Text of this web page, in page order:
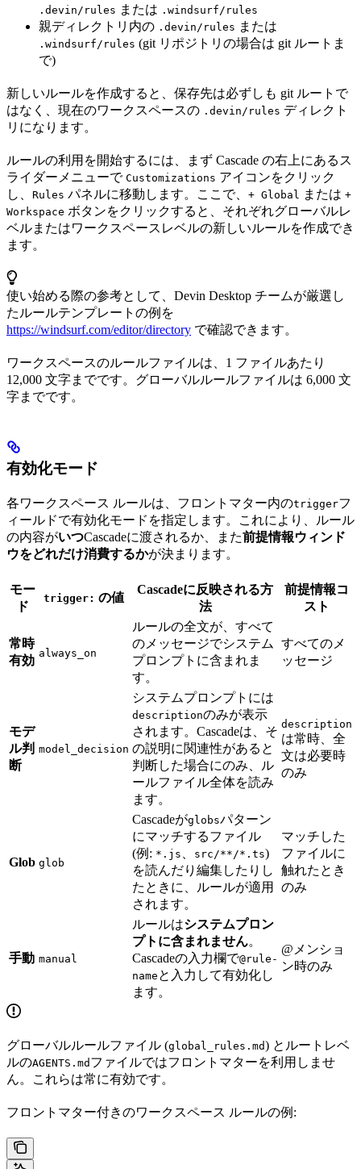
.devin/rules または .windsurf/rules
親ディレクトリ内の .devin/rules または
.windsurf/rules (git リポジトリの場合は git ルートま
で)
新しいルールを作成すると、保存先は必ずしも git ルートで
はなく、現在のワークスペースの .devin/rules ディレクト
リになります。
ルールの利用を開始するには、まず Cascade の右上にあるス
ライダーメニューで Customizations アイコンをクリック
し、 Rules パネルに移動します。ここで、 + Global または +
Workspace ボタンをクリックすると、それぞれグローバルレ
ベルまたはワークスペースレベルの新しいルールを作成でき
ます。
使い始める際の参考として、Devin Desktop チームが厳選し
たルールテンプレートの例を
https://windsurf.com/editor/directory で確認できます。
ワークスペースのルールファイルは、1 ファイルあたり
12,000 文字までです。グローバルルールファイルは 6,000 文
字までです。
有効化モード
各ワークスペース ルールは、フロントマター内のtriggerフ
ィールドで有効化モードを指定します。これにより、ルール
の内容がいつCascadeに渡されるか、また前提情報ウィンド
ウをどれだけ消費するかが決まります。
モー
ド
trigger: の値
Cascadeに反映される方
法
前提情報コ
スト
常時
有効
always_on
ルールの全文が、すべて
のメッセージでシステム
プロンプトに含まれま
す。
すべてのメ
ッセージ
モデ
ル判
断
model_decision
システムプロンプトには
descriptionのみが表示
されます。Cascadeは、そ
の説明に関連性があると
判断した場合にのみ、ル
ールファイル全体を読み
ます。
description
は常時、全
文は必要時
のみ
Glob glob
Cascadeがglobsパターン
にマッチするファイル
(例: *.js src/**/*.ts)
を読んだり編集したりし
たときに、ルールが適用
されます。
マッチした
ファイルに
触れたとき
のみ
手動 manual
ルールはシステムプロン
プトに含まれません。
Cascadeの入力欄で@rule-
name と入力して有効化し
ます。
@メンショ
ン時のみ
グローバルルールファイル (global_rules.md) とルートレベ
ルのAGENTS.md ファイルではフロントマターを利用しませ
ん。これらは常に有効です。
フロントマター付きのワークスペース ルールの例: